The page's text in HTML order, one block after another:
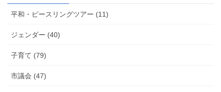
報
平和・ピースリングツアー (11)
ジェンダー (40)
子育て (79)
市議会 (47)